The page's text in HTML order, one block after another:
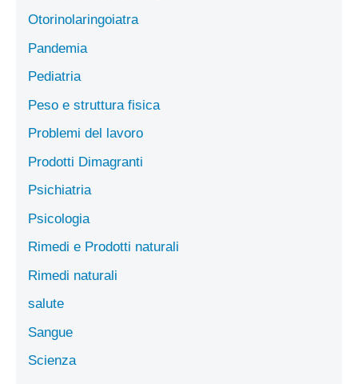
Otorinolaringoiatra
Pandemia
Pediatria
Peso e struttura fisica
Problemi del lavoro
Prodotti Dimagranti
Psichiatria
Psicologia
Rimedi e Prodotti naturali
Rimedi naturali
salute
Sangue
Scienza